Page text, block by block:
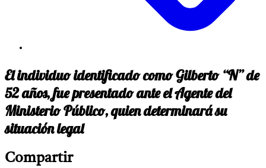
El individuo identificado como Gilberto “N” de
52 años, fue presentado ante el Agente del
Ministerio Público, quien determinará su
situación legal
Compartir